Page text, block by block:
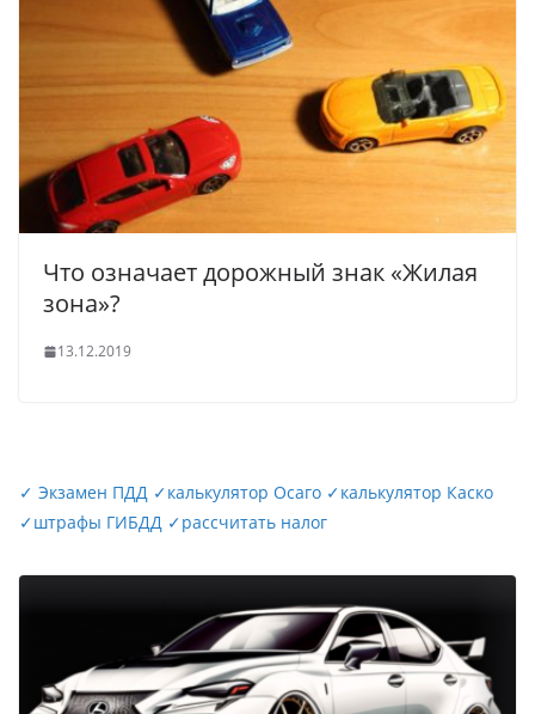
Что означает дорожный знак «Жилая
зона»?
13.12.2019
✓ Экзамен ПДД ✓калькулятор Осаго ✓калькулятор Каско
✓штрафы ГИБДД ✓рассчитать налог